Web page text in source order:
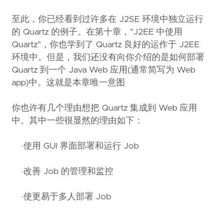
至此，你已经看到过许多在 J2SE 环境中独立运行
的 Quartz 的例子。在第十章，"J2EE 中使用
Quartz"，你也学到了 Quartz 良好的运作于 J2EE
环境中。但是，我们还没有向你介绍的是如何部署
Quartz 到一个 Java Web 应用(通常简写为 Web
app)中。这就是本章唯一意图
你也许有几个理由想把 Quartz 集成到 Web 应用
中。其中一些很显然的理由如下：
·使用 GUI 界面部署和运行 Job
·改善 Job 的管理和监控
·使更易于多人部署 Job